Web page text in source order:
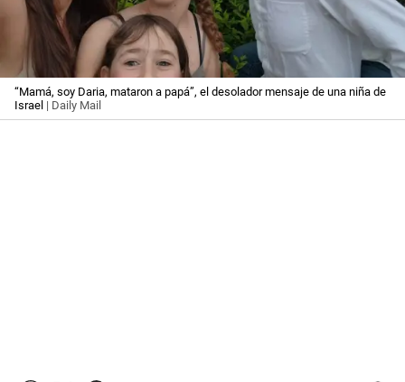
“Mamá, soy Daria, mataron a papá”, el desolador mensaje de una niña de
Israel | Daily Mail